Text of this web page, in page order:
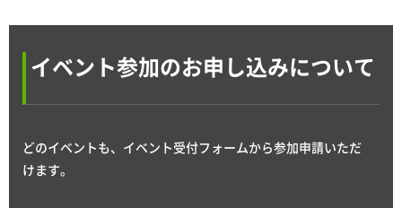
イベント参加のお申し込みについて
どのイベントも、イベント受付フォームから参加申請いただ
けます。